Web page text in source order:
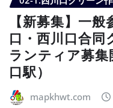
【新募集】一
口・西川口合
ランティア募
口駅）
mapkhwt.com